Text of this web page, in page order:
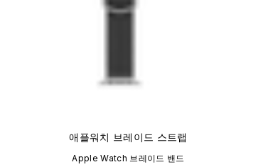
애플워치 브레이드 스트랩
Apple Watch 브레이드 밴드